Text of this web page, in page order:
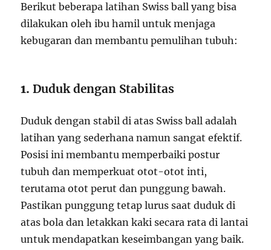
Berikut beberapa latihan Swiss ball yang bisa
dilakukan oleh ibu hamil untuk menjaga
kebugaran dan membantu pemulihan tubuh:
1.Duduk dengan Stabilitas
Duduk dengan stabil di atas Swiss ball adalah
latihan yang sederhana namun sangat efektif.
Posisi ini membantu memperbaiki postur
tubuh dan memperkuat otot-otot inti,
terutama otot perut dan punggung bawah.
Pastikan punggung tetap lurus saat duduk di
atas bola dan letakkan kaki secara rata di lantai
untuk mendapatkan keseimbangan yang baik.